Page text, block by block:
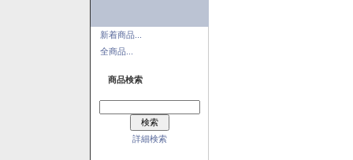
新着商品...
全商品...
商品検索
詳細検索